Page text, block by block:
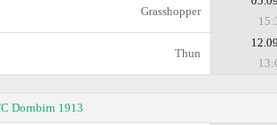
Grasshopper
Thun
Dornbirn 1913